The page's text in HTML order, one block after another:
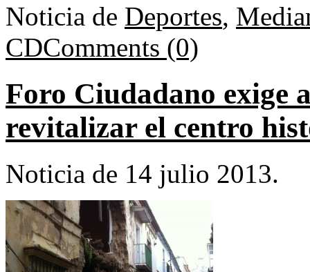
Noticia de Deportes,
CDComments (0)
Foro Ciudadano exige
revitalizar el centro
Noticia de 14 julio 2013.